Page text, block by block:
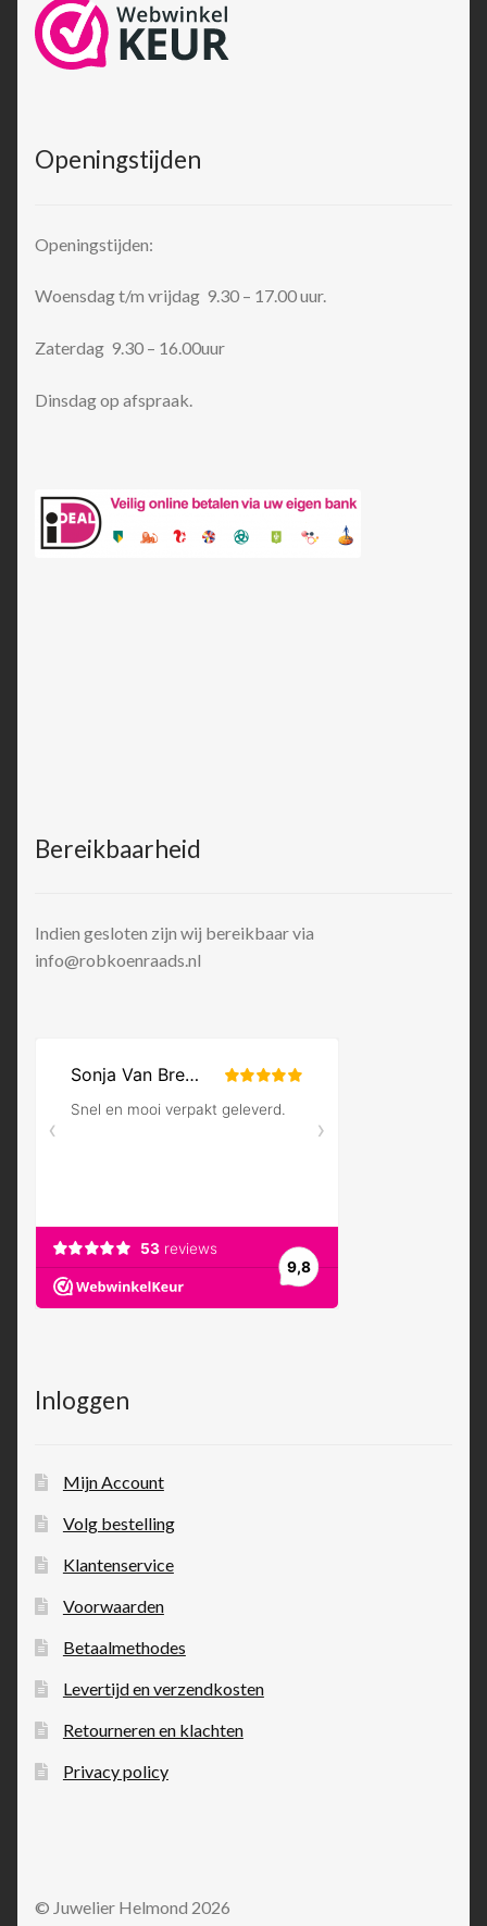
Openingstijden
Openingstijden:
Woensdag t/m vrijdag 9.30 – 17.00 uur.
Zaterdag 9.30 – 16.00uur
Dinsdag op afspraak.
Bereikbaarheid
Indien gesloten zijn wij bereikbaar via
info@robkoenraads.nl
Inloggen
Mijn Account
Volg bestelling
Klantenservice
Voorwaarden
Betaalmethodes
Levertijd en verzendkosten
Retourneren en klachten
Privacy policy
© Juwelier Helmond 2026